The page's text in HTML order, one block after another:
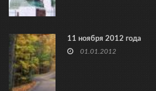
11 ноября 2012 года
01.01.2012